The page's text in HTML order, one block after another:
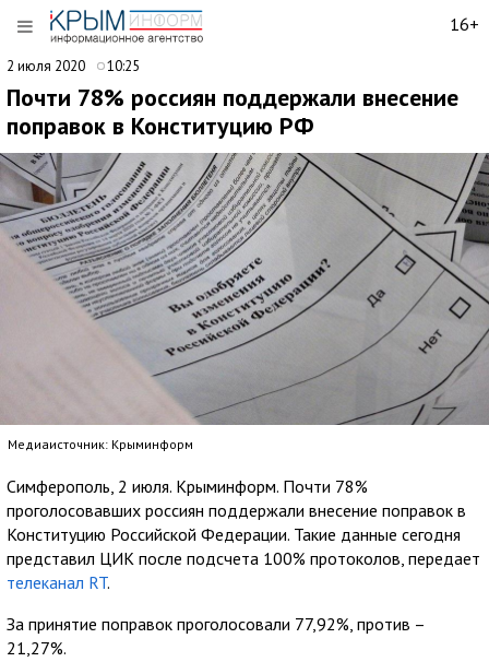
16+
2 июля 2020 10:25
Почти 78% россиян поддержали внесение
поправок в Конституцию РФ
Медиаисточник: Крыминформ
Симферополь, 2 июля. Крыминформ. Почти 78%
проголосовавших россиян поддержали внесение поправок в
Конституцию Российской Федерации. Такие данные сегодня
представил ЦИК после подсчета 100% протоколов, передает
телеканал RT.
За принятие поправок проголосовали 77,92%, против –
21,27%.